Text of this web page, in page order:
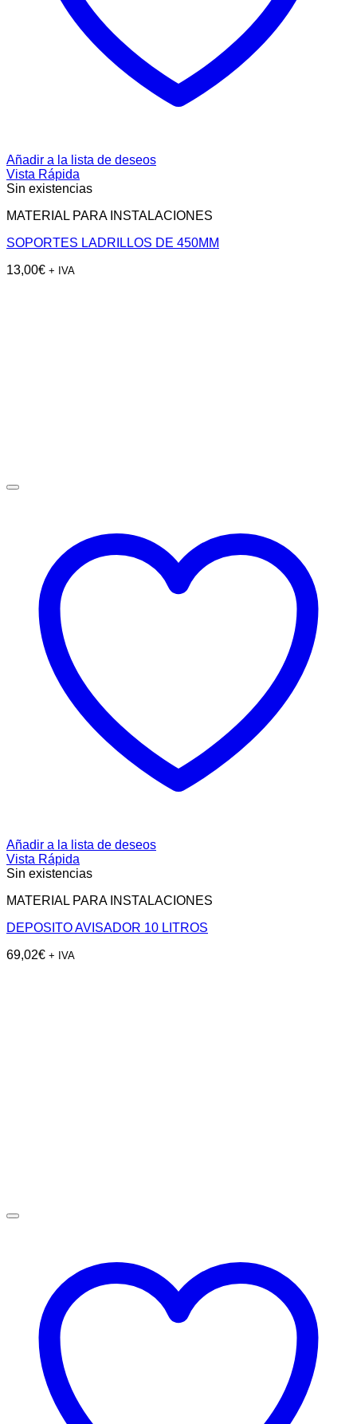
Añadir a la lista de deseos
Vista Rápida
Sin existencias
MATERIAL PARA INSTALACIONES
SOPORTES LADRILLOS DE 450MM
13,00€ + IVA
Añadir a la lista de deseos
Vista Rápida
Sin existencias
MATERIAL PARA INSTALACIONES
DEPOSITO AVISADOR 10 LITROS
69,02€ + IVA